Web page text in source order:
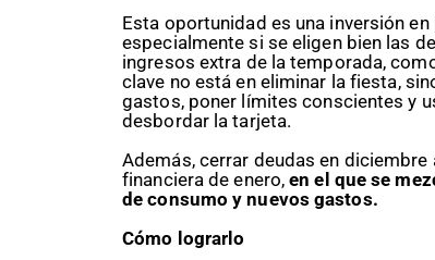
Esta oportunidad es una inversión
especialmente si se eligen bien las
ingresos extra de la temporada,
clave no está en eliminar la fiesta,
gastos, poner límites conscientes y
desbordar la tarjeta.
Además, cerrar deudas en
financiera de enero,en el que se
de consumo y nuevos gastos.
Cómo lograrlo